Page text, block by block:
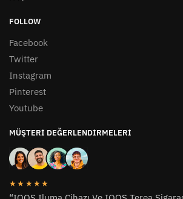
FOLLOW
Facebook
Twitter
Instagram
Pinterest
Youtube
MÜŞTERI DEĞERLENDIRMELERI
★★★★★